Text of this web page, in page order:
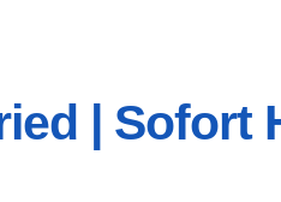
| Sofort